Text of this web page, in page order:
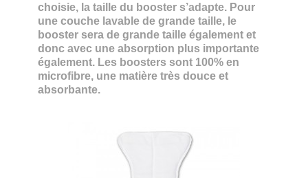
choisie, la taille du booster s’adapte. Pour
une couche lavable de grande taille, le
booster sera de grande taille également et
donc avec une absorption plus importante
également. Les boosters sont 100% en
microfibre, une matière très douce et
absorbante.